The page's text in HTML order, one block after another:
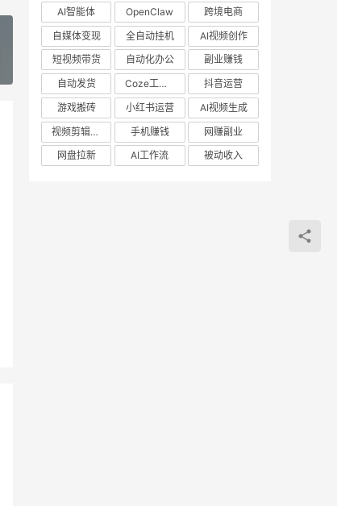
AI智能体
OpenClaw
跨境电商
自媒体变现
全自动挂机
AI视频创作
短视频带货
自动化办公
副业赚钱
自动发货
Coze工作流
抖音运营
游戏搬砖
小红书运营
AI视频生成
视频剪辑教程
手机赚钱
网赚副业
网盘拉新
AI工作流 被动收入